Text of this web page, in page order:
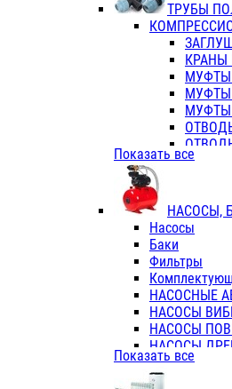
Хоз.
ЭЛ.
ТРУБЫ
МУФТЫ
МУФТЫ
МУФТЫ
ТРУБЫ
ТРУБЫ
ТРУБЫ
Показать все
НАСОСЫ,
Насосы
Баки
Фильтры
НАСОСНЫЕ
НАСОСЫ
НАСОСЫ
НАСОСЫ
НАСОСЫ
НАСОСЫ
Показать все